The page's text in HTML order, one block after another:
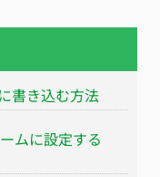
書き込む方法
ムに設定する